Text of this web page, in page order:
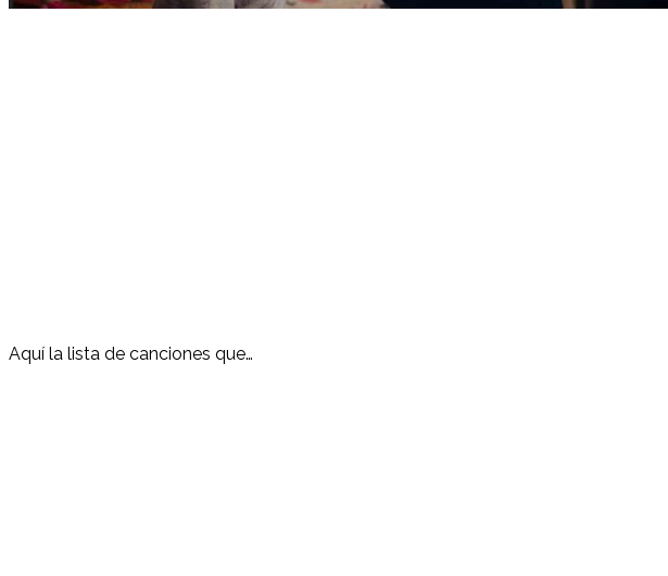
Aquí la lista de canciones que…